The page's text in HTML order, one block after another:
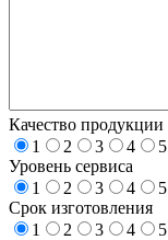
Качество продукции
1
2 3 4
5
Уровень сервиса
1
2 3 4
5
Срок изготовления
1
2 3 4
5